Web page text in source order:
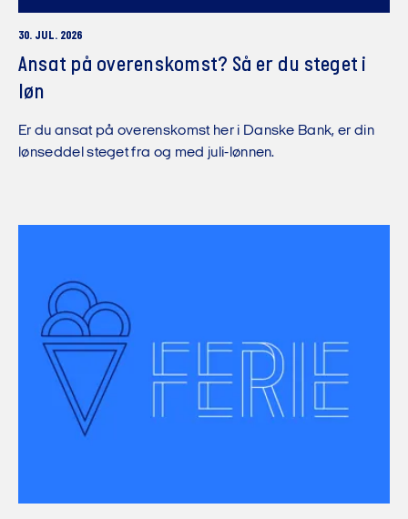
30. JUL. 2026
Ansat på overenskomst? Så er du steget i
løn
Er du ansat på overenskomst her i Danske Bank, er din
lønseddel steget fra og med juli-lønnen.